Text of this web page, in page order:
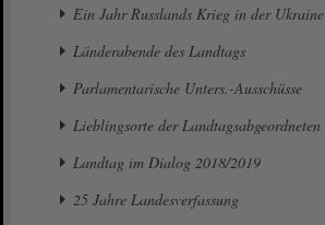
Ein Jahr Russlands Krieg in der Ukraine
Länderabende des Landtags
Parlamentarische Unters.-Ausschüsse
Lieblingsorte der Landtagsabgeordneten
Landtag im Dialog 2018/2019
25 Jahre Landesverfassung